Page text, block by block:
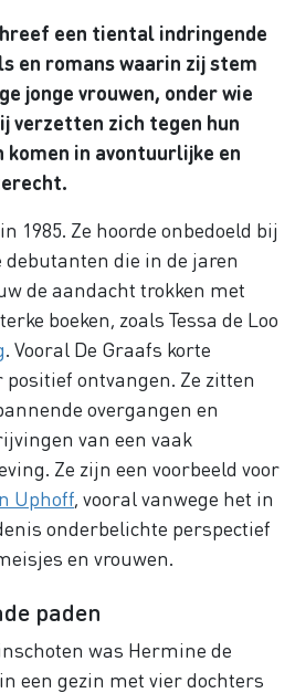
een tiental indringende
en romans waarin zij stem
jonge vrouwen, onder wie
verzetten zich tegen hun
komen in avontuurlijke en
1985. Ze hoorde onbedoeld bij
debutanten die in de jaren
de aandacht trokken met
boeken, zoals Tessa de Loo
. Vooral De Graafs korte
ontvangen. Ze zitten
overgangen en
van een vaak
Ze zijn een voorbeeld voor
Uphoff , vooral vanwege het in
onderbelichte perspectief
en vrouwen.
paden
was Hermine de
een gezin met vier dochters